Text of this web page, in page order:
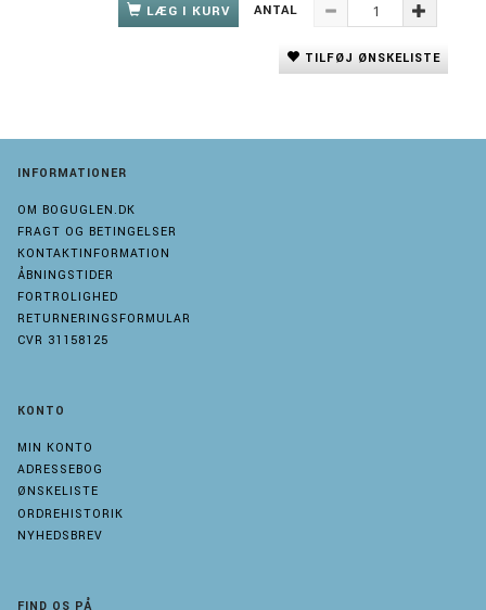
LÆG I KURV ANTAL
TILFØJ ØNSKELISTE
INFORMATIONER
OM BOGUGLEN.DK
FRAGT OG BETINGELSER
KONTAKTINFORMATION
ÅBNINGSTIDER
FORTROLIGHED
RETURNERINGSFORMULAR
CVR 31158125
KONTO
MIN KONTO
ADRESSEBOG
ØNSKELISTE
ORDREHISTORIK
NYHEDSBREV
FIND OS PÅ